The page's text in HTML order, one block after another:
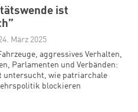
ist
März 2025
aggressives Verhalten,
Parlamenten und Verbänden:
untersucht, wie patriarchale
blockieren